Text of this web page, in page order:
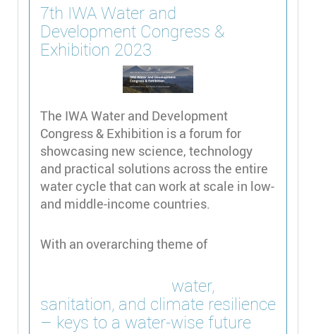
7th IWA Water and
Development Congress &
Exhibition 2023
The IWA Water and Development
Congress & Exhibition is a forum for
showcasing new science, technology
and practical solutions across the entire
water cycle that can work at scale in low-
and middle-income countries.
With an overarching theme of
water,
sanitation, and climate resilience
– keys to a water-wise future